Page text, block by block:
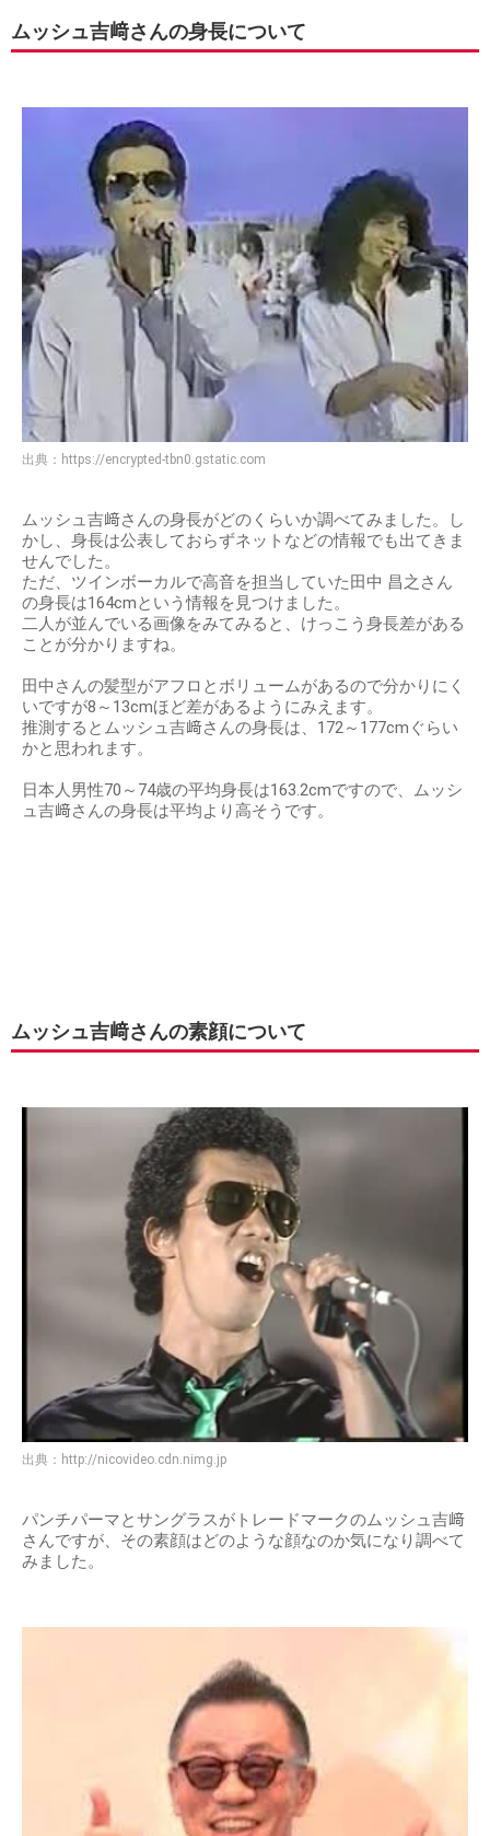
ムッシュ吉﨑さんの身長について
出典： https://encrypted-tbn0.gstatic.com
ムッシュ吉﨑さんの身長がどのくらいか調べてみました。し
かし、身長は公表しておらずネットなどの情報でも出てきま
せんでした。
ただ、ツインボーカルで高音を担当していた田中 昌之さん
の身長は164cmという情報を見つけました。
二人が並んでいる画像をみてみると、けっこう身長差がある
ことが分かりますね。
田中さんの髪型がアフロとボリュームがあるので分かりにく
いですが8～13cmほど差があるようにみえます。
推測するとムッシュ吉﨑さんの身長は、172～177cmぐらい
かと思われます。
日本人男性70～74歳の平均身長は163.2cmですので、ムッシ
ュ吉﨑さんの身長は平均より高そうです。
ムッシュ吉﨑さんの素顔について
出典： http://nicovideo.cdn.nimg.jp
パンチパーマとサングラスがトレードマークのムッシュ吉﨑
さんですが、その素顔はどのような顔なのか気になり調べて
みました。